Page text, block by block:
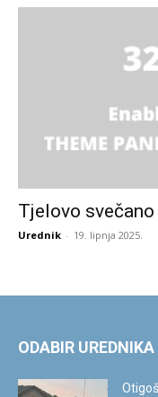
Tjelovo
Urednik - 19. lipnja 2025.
ODABIR UREDNIKA